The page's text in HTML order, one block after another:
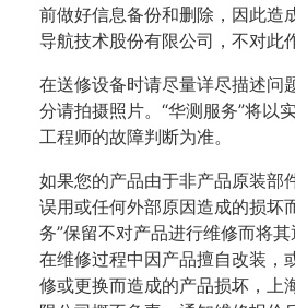
前做好信息备份和删除，因此造
导航技术股份有限公司，不对此
在送修设备时请尽量详尽描述问
分请拍摄照片。“华测服务”将以
工程师的故障判断为准。
如果您的产品由于非产品原装部
误用或任何外部原因造成的损坏
务”保留不对产品进行维修而将
在维修过程中因产品擅自改装，
修或更换而造成的产品损坏，上